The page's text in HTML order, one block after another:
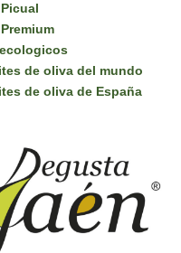
de oliva del mundo
de oliva de España